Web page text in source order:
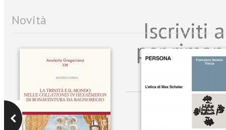
Novità Iscriviti
per
sulle